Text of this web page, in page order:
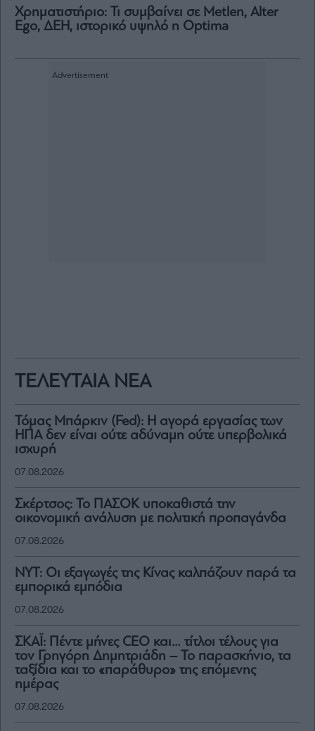
ΤΕΛΕΥΤΑΙΑ ΝΕΑ
Τόμας Μπάρκιν (Fed): Η αγορά εργασίας των
ΗΠΑ δεν είναι ούτε αδύναμη ούτε υπερβολικά
ισχυρή
07.08.2026
Σκέρτσος: Το ΠΑΣΟΚ υποκαθιστά την
οικονομική ανάλυση με πολιτική προπαγάνδα
07.08.2026
NYT: Οι εξαγωγές της Κίνας καλπάζουν παρά τα
εμπορικά εμπόδια
07.08.2026
ΣΚΑΪ: Πέντε μήνες CEO και… τίτλοι τέλους για
τον Γρηγόρη Δημητριάδη – Το παρασκήνιο, τα
ταξίδια και το «παράθυρο» της επόμενης
ημέρας
07.08.2026
Χρηματιστήριο: Τι συμβαίνει σε Metlen, Αlter
Ego, ΔΕΗ, ιστορικό υψηλό η Optima